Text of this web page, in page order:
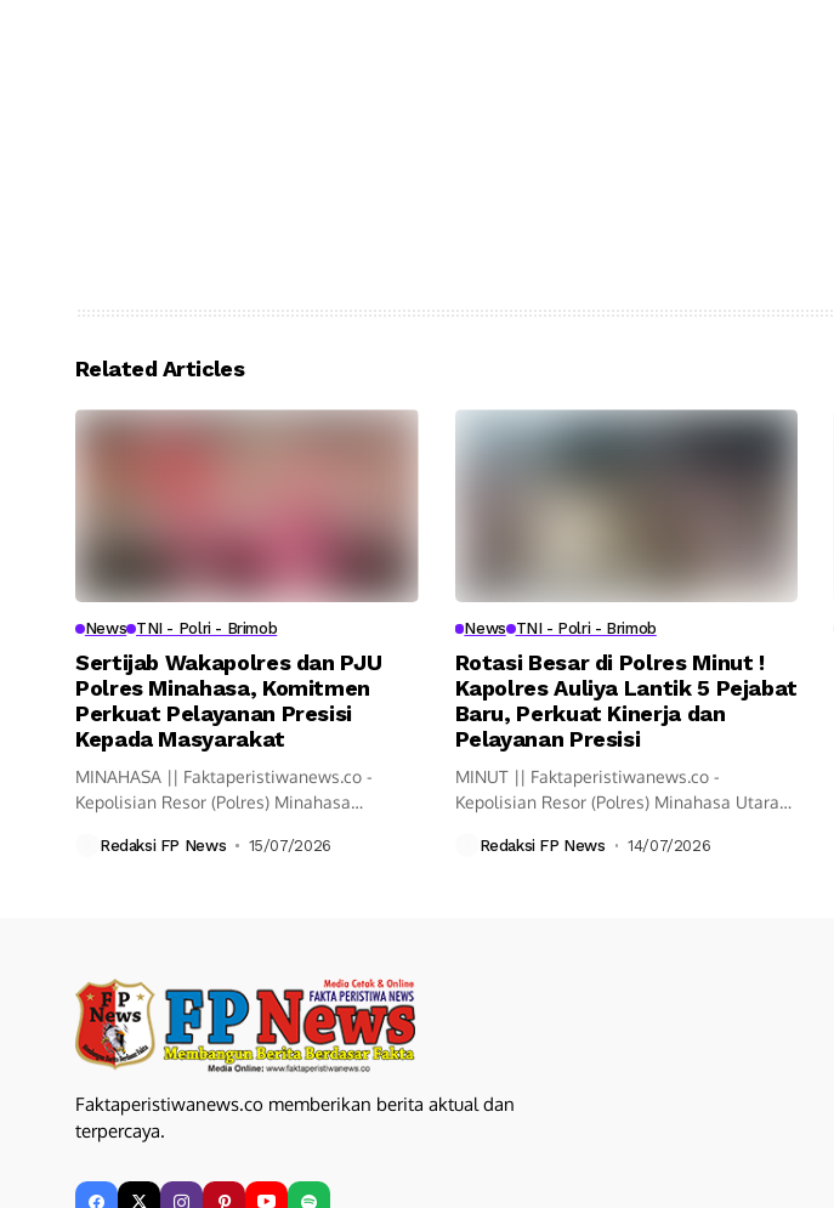
Related Articles
News TNI - Polri - Brimob
Sertijab Wakapolres dan PJU
Polres Minahasa, Komitmen
Perkuat Pelayanan Presisi
Kepada Masyarakat
MINAHASA || Faktaperistiwanews.co -
Kepolisian Resor (Polres) Minahasa
Jabatan...
Redaksi FP News 15/07/2026
News TNI - Polri - Brimob
Rotasi Besar di Polres Minut !
Kapolres Auliya Lantik 5 Pejabat
Baru, Perkuat Kinerja dan
Pelayanan Presisi
MINUT || Faktaperistiwanews.co -
Kepolisian Resor (Polres) Minahasa Utara
Redaksi FP News 14/07/2026
Faktaperistiwanews.co memberikan berita aktual dan
terpercaya.